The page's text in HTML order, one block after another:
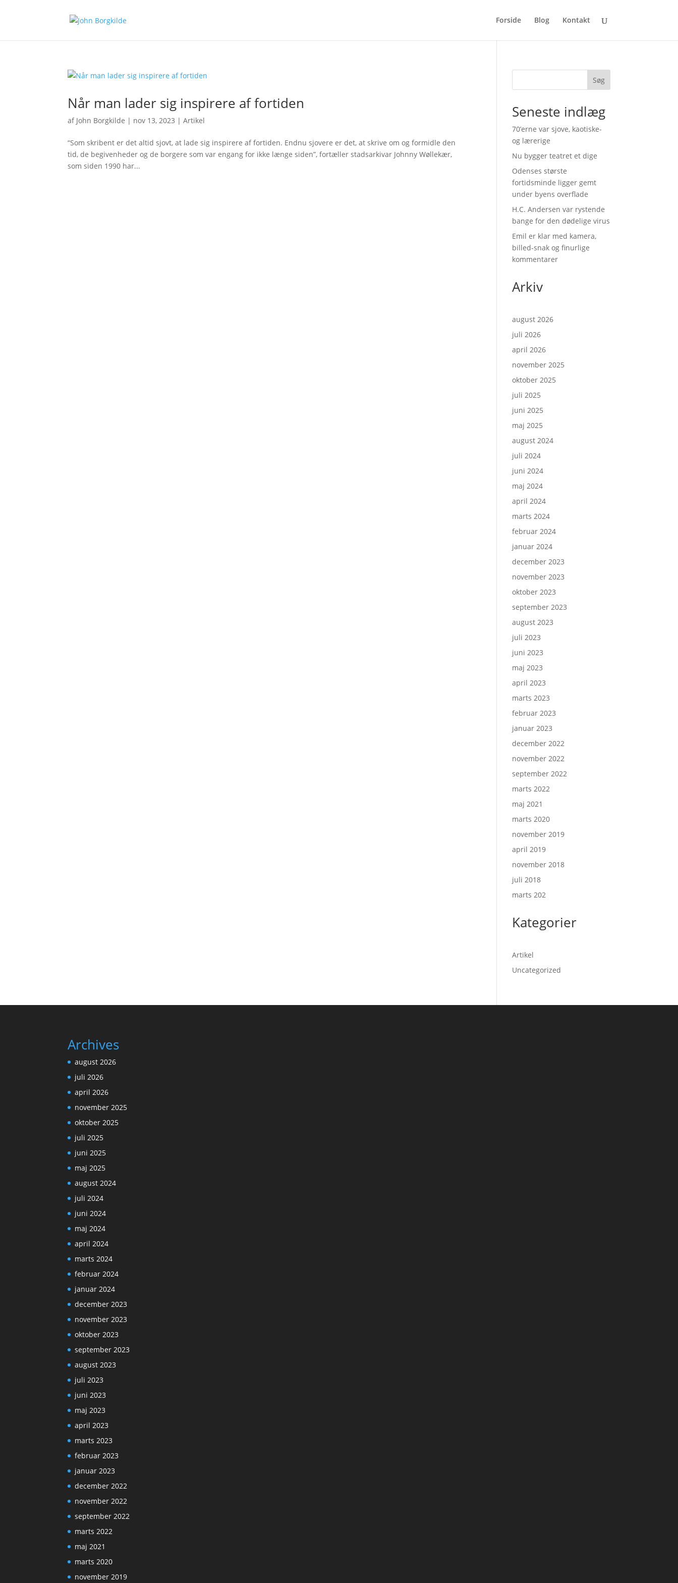
Forside Blog Kontakt
Når man lader sig inspirere af fortiden
af John Borgkilde | nov 13, 2023 |Artikel
“Som skribent er det altid sjovt, at lade sig inspirere af fortiden. Endnu sjovere er det, at skrive om og formidle den
tid, de begivenheder og de borgere som var engang for ikke længe siden”, fortæller stadsarkivar Johnny Wøllekær,
som siden 1990 har...
Søg
Seneste indlæg
70’erne var sjove, kaotiske-
og lærerige
Nu bygger teatret et dige
Odenses største
fortidsminde ligger gemt
under byens overflade
H.C. Andersen var rystende
bange for den dødelige virus
Emil er klar med kamera,
billed-snak og finurlige
kommentarer
Arkiv
august 2026
juli 2026
april 2026
november 2025
oktober 2025
juli 2025
juni 2025
maj 2025
august 2024
juli 2024
juni 2024
maj 2024
april 2024
marts 2024
februar 2024
januar 2024
december 2023
november 2023
oktober 2023
september 2023
august 2023
juli 2023
juni 2023
maj 2023
april 2023
marts 2023
februar 2023
januar 2023
december 2022
november 2022
september 2022
marts 2022
maj 2021
marts 2020
november 2019
april 2019
november 2018
juli 2018
marts 202
Kategorier
Artikel
Uncategorized
Archives
august 2026
juli 2026
april 2026
november 2025
oktober 2025
juli 2025
juni 2025
maj 2025
august 2024
juli 2024
juni 2024
maj 2024
april 2024
marts 2024
februar 2024
januar 2024
december 2023
november 2023
oktober 2023
september 2023
august 2023
juli 2023
juni 2023
maj 2023
april 2023
marts 2023
februar 2023
januar 2023
december 2022
november 2022
september 2022
marts 2022
maj 2021
marts 2020
november 2019